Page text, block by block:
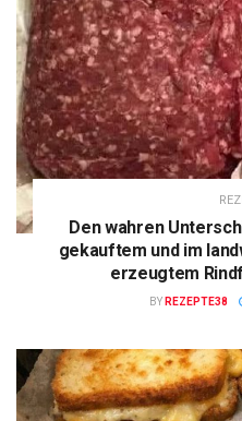
Den wahren
gekauftem und im
erzeugtem
BY REZEPTE38